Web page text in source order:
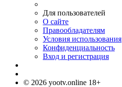
Для пользователей
О сайте
Правообладателям
Условия использования
Конфиденциальность
Вход и регистрация
© 2026 yootv.online 18+